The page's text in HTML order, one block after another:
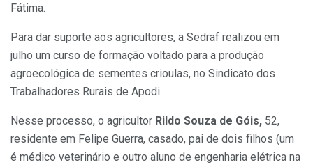
Fátima.
Para dar suporte aos agricultores, a Sedraf realizou em
julho um curso de formação voltado para a produção
agroecológica de sementes crioulas, no Sindicato dos
Trabalhadores Rurais de Apodi.
Nesse processo, o agricultor Rildo Souza de Góis, 52,
residente em Felipe Guerra, casado, pai de dois filhos (um
é médico veterinário e outro aluno de engenharia elétrica na